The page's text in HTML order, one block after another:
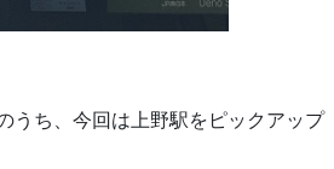
うち、今回は上野駅をピックアップ